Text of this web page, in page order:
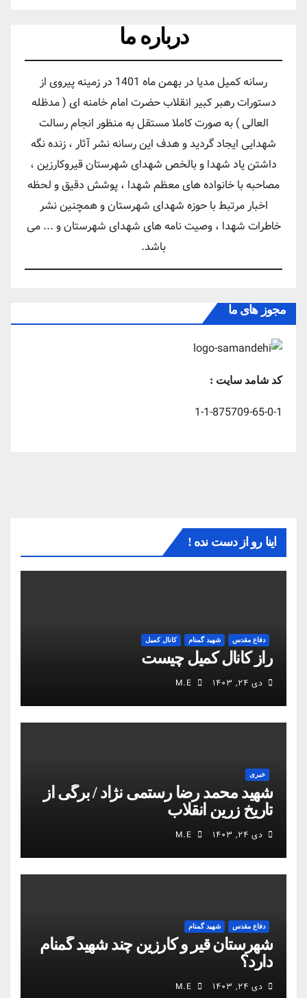
درباره ما
رسانه کمیل مدیا در بهمن ماه 1401 در زمینه پیروی از
دستورات رهبر کبیر انقلاب حضرت امام خامنه ای ( مدظله
العالی ) به صورت کاملا مستقل به منظور انجام رسالت
شهدایی ایجاد گردید و هدف این رسانه نشر آثار ، زنده نگه
داشتن یاد شهدا و بالخص شهدای شهرستان قیروکارزین ،
مصاحبه با خانواده های معظم شهدا ، پوشش دقیق و لحظه
اخبار مرتبط با حوزه شهدای شهرستان و همچنین نشر
خاطرات شهدا ، وصیت نامه های شهدای شهرستان و ... می
باشد.
مجوز های ما
کد شامد سایت :
1-1-875709-65-0-1
اینا رو از دست نده !
دفاع مقدس شهید گمنام کانال کمیل
راز کانال کمیل چیست
دی ۲۴, ۱۴۰۳
خبری
شهید محمد رضا رستمی نژاد / برگی از
تاریخ زرین انقلاب
دی ۲۴, ۱۴۰۳
دفاع مقدس شهید گمنام
شهرستان قیر و کارزین چند شهید گمنام
دارد؟
دی ۲۴, ۱۴۰۳